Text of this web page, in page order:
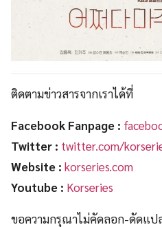
ติดตามข่าวสารจากเราได้ที่
Facebook Fanpage :
Twitter : twitter.com/
Website : korseries.com
Youtube : Korseries
ขอความกรุณาไม่คัดลอก-ดัดแป